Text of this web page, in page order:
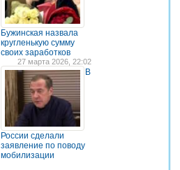
Бужинская назвала
кругленькую сумму
своих заработков
27 марта 2026, 22:02
В
России сделали
заявление по поводу
мобилизации